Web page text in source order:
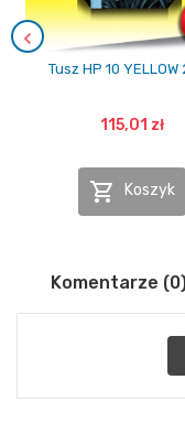
Tusz HP 10 YELLOW
115,01 zł
 Koszyk
Komentarze